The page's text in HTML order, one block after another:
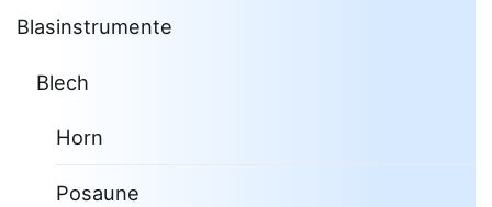
Blasinstrumente
Blech
Horn
Posaune